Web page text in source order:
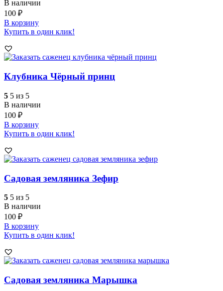
В наличии
100 ₽
В корзину
Купить в один клик!
Клубника Чёрный принц
5 5 из 5
В наличии
100 ₽
В корзину
Купить в один клик!
Садовая земляника Зефир
5 5 из 5
В наличии
100 ₽
В корзину
Купить в один клик!
Садовая земляника Марышка